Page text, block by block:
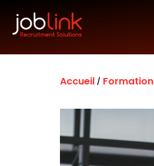
Accueil/ Formation